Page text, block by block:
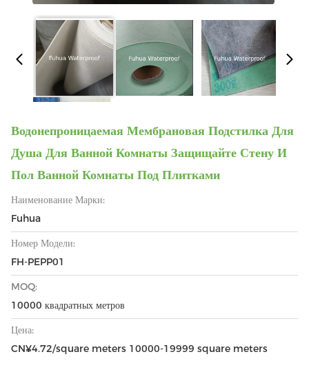
Водонепроницаемая Мембрановая Подстилка Для
Душа Для Ванной Комнаты Защищайте Стену И
Пол Ванной Комнаты Под Плитками
Наименование Марки:
Fuhua
Номер Модели:
FH-PEPP01
MOQ:
10000 квадратных метров
Цена:
CN¥4.72/square meters 10000-19999 square meters